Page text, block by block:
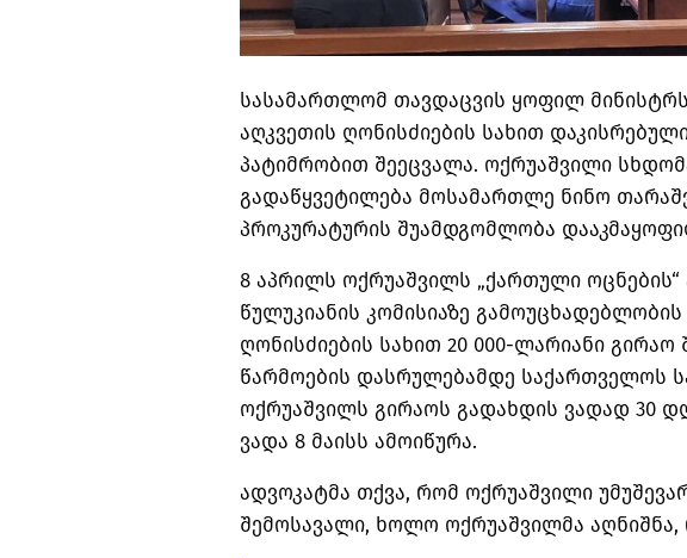
სასამართლომ თავდაცვის ყოფილ
აღკვეთის ღონისძიების სახით
პატიმრობით შეეცვალა. ოქრუაშვილი
გადაწყვეტილება მოსამართლე ნინო
პროკურატურის შუამდგომლობა
8 აპრილს ოქრუაშვილს „ქართული
წულუკიანის კომისიაზე გამოუცხადებლობის
ღონისძიების სახით 20 000-ლარიანი გირაო
წარმოების დასრულებამდე საქართველოს
ოქრუაშვილს გირაოს გადახდის ვადად 30
ვადა 8 მაისს ამოიწურა.
ადვოკატმა თქვა, რომ ოქრუაშვილი
შემოსავალი, ხოლო ოქრუაშვილმა აღნიშნა,